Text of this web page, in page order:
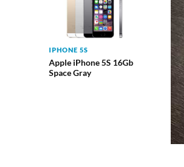
IPHONE 5S
Apple iPhone 5S 16Gb
Space Gray